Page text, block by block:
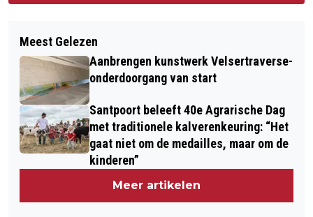
Meest Gelezen
Aanbrengen kunstwerk Velsertraverse-
onderdoorgang van start
Santpoort beleeft 40e Agrarische Dag
met traditionele kalverenkeuring: “Het
gaat niet om de medailles, maar om de
kinderen”
Meer artikelen